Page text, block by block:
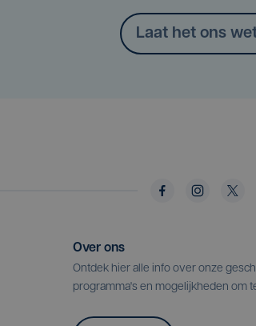
Laat het ons
Over ons
Ontdek hier alle info over onze
programma's en mogelijkheden om